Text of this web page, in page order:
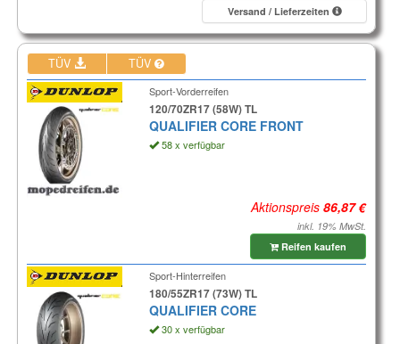
Versand / Lieferzeiten
TÜV TÜV
Sport-Vorderreifen
120/70ZR17 (58W) TL
QUALIFIER CORE FRONT
58 x verfügbar
Aktionspreis
inkl. 19% MwSt.
Reifen kaufen
Sport-Hinterreifen
180/55ZR17 (73W) TL
QUALIFIER CORE
30 x verfügbar